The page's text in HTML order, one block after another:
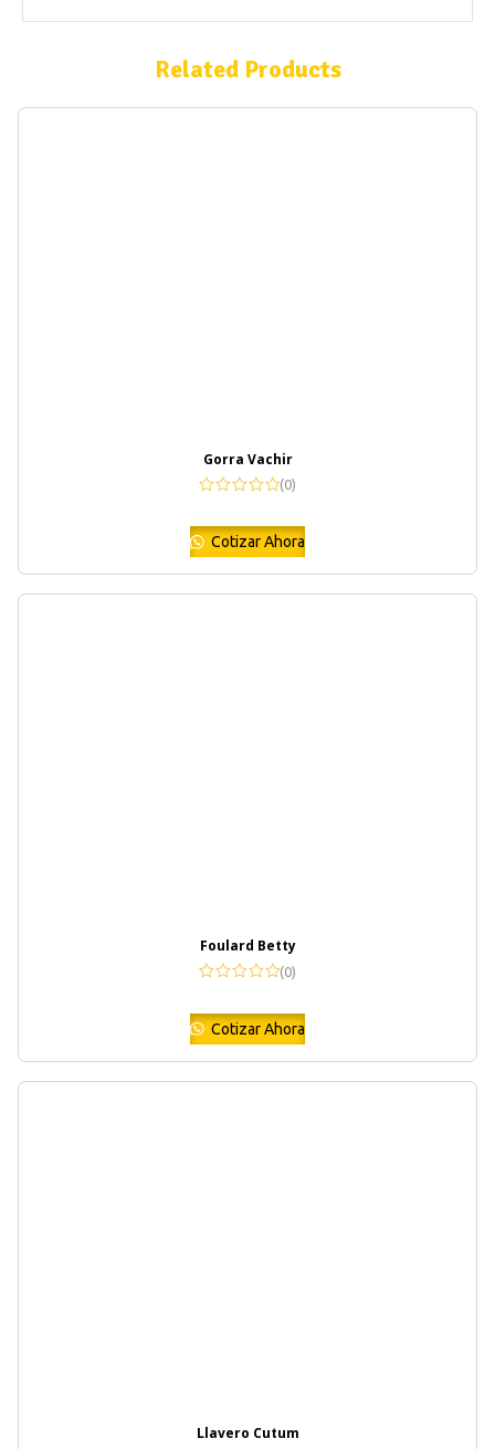
Related Products
Gorra Vachir
(0)
Cotizar Ahora
Foulard Betty
(0)
Cotizar Ahora
Llavero Cutum